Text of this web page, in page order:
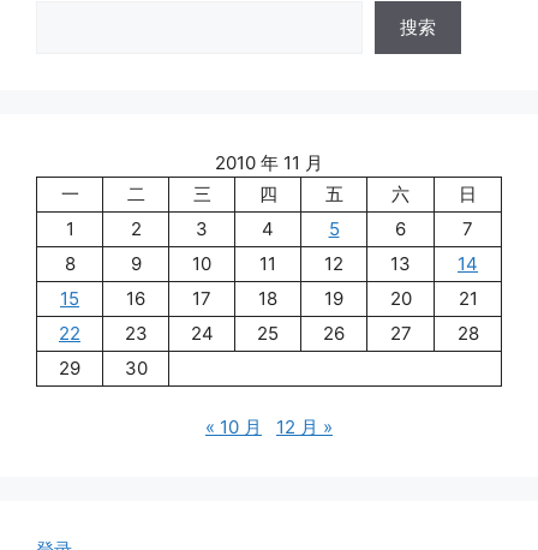
搜索
2010 年 11 月
一
二 三 四 五 六
日
1
2 3 4 5 6
7
8
9 10 11 12 13
14
15
16 17 18 19 20
21
22
23 24 25 26 27
28
29
30
« 10 月 12 月 »